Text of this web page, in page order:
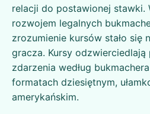
relacji do postawionej stawki.
rozwojem legalnych
zrozumienie kursów stało się
gracza. Kursy
zdarzenia według
formatach dziesiętnym,
amerykańskim.